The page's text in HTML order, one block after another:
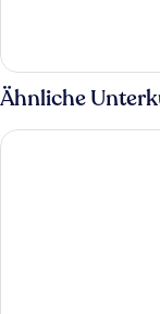
2 Einzelbetten,
barrierearm
Ähnliche
AXYHOTELS